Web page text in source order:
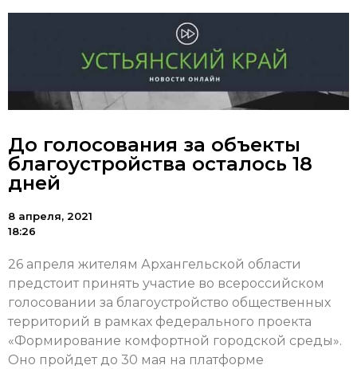
До голосования за объекты
благоустройства осталось 18
дней
8 апреля, 2021
18:26
26 апреля жителям Архангельской области
предстоит принять участие во всероссийском
голосовании за благоустройство общественных
территорий в рамках федерального проекта
«Формирование комфортной городской среды».
Оно пройдет до 30 мая на платформе